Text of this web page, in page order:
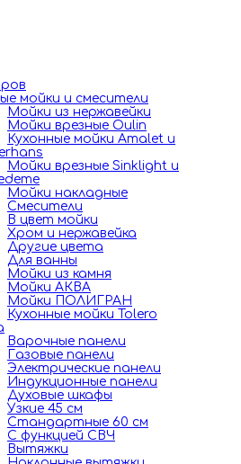
мойки и смесители
Мойки из нержавейки
Мойки врезные Oulin
Кухонные мойки Amalet и
Мойки врезные Sinklight и
Мойки накладные
Смесители
В цвет мойки
Хром и нержавейка
Другие цвета
Для ванны
Мойки из камня
Мойки АКВА
Мойки ПОЛИГРАН
Кухонные мойки Tolero
Варочные панели
Газовые панели
Электрические панели
Индукционные панели
Духовые шкафы
Узкие 45 см
Стандартные 60 см
С функцией СВЧ
Вытяжки